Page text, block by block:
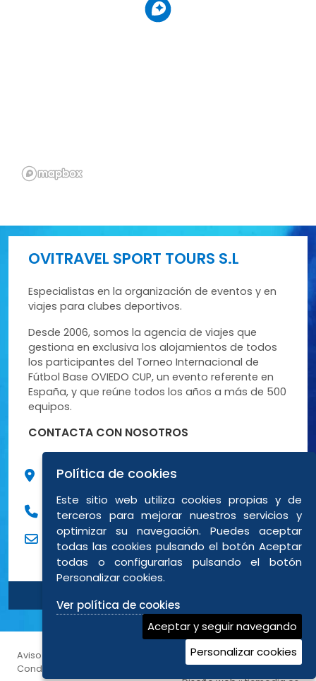
OVITRAVEL SPORT TOURS S.L
Especialistas en la organización de eventos y en
viajes para clubes deportivos.
Desde 2006, somos la agencia de viajes que
gestiona en exclusiva los alojamientos de todos
los participantes del Torneo Internacional de
Fútbol Base OVIEDO CUP, un evento referente en
España, y que reúne todos los años a más de 500
equipos.
CONTACTA CON NOSOTROS
C/ Peña Santa de Enol, 9 Bajo posterior 3
984838694
eventos@ovitravel.es
Aviso legal Política de cookies|
Condiciones generales de reservas
Política de cookies
Este sitio web utiliza cookies propias y de
terceros para mejorar nuestros servicios y
optimizar su navegación. Puedes aceptar
todas las cookies pulsando el botón Aceptar
todas o configurarlas pulsando el botón
Personalizar cookies.
Ver política de cookies
Aceptar y seguir navegando
Personalizar cookies